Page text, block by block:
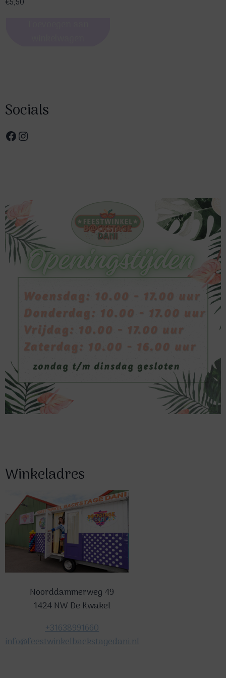
Socials
Facebook
Instagram
Winkeladres
Noorddammerweg 49
1424 NW De Kwakel
+31638991660
info@feestwinkelbackstagedani.nl